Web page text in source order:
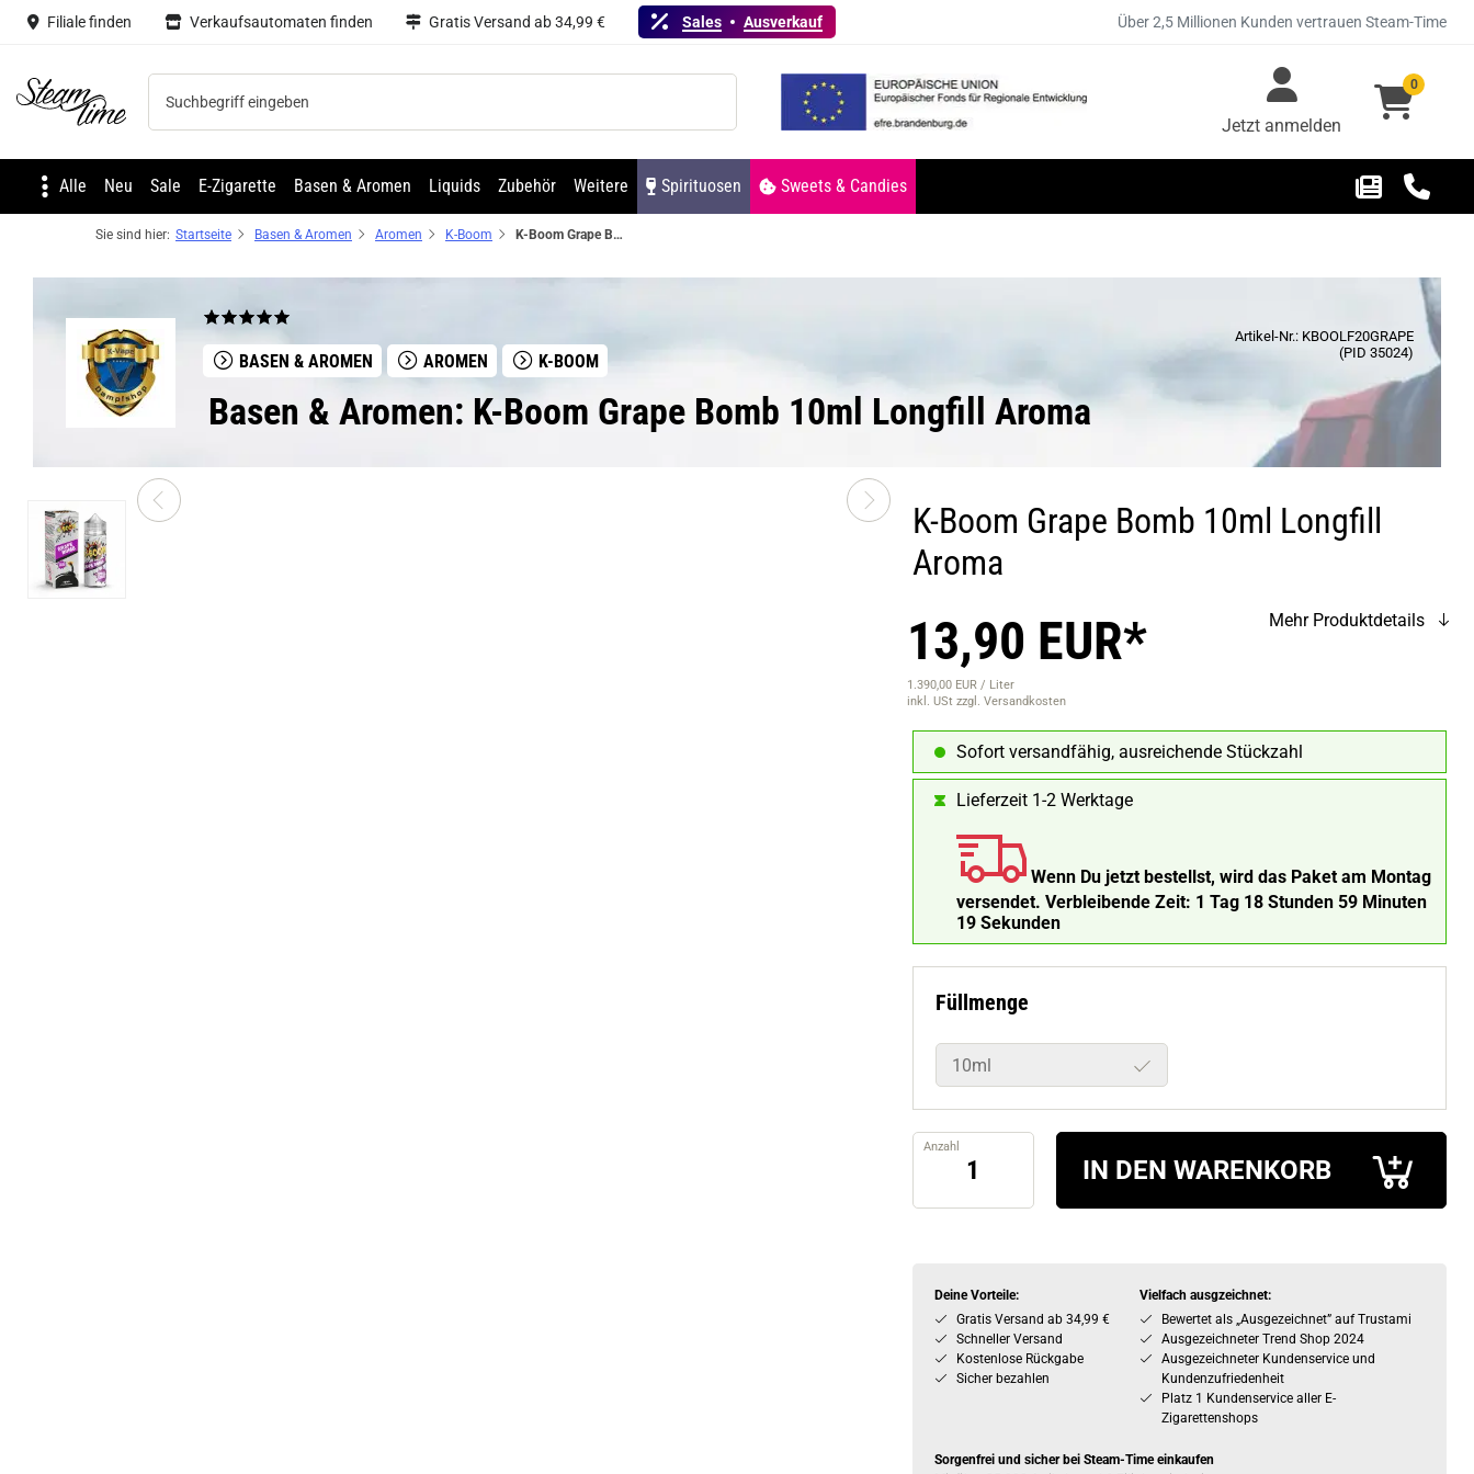
Filiale finden Verkaufsautomaten finden Gratis Versand ab 34,99 € Sales Ausverkauf Über 2,5 Millionen Kunden vertrauen Steam-Time
Steam time Jetzt anmelden
0
Alle Neu Sale E-Zigarette Basen & Aromen Liquids Zubehör Weitere Spirituosen Sweets & Candies
Sie sind hier: Startseite Basen & Aromen Aromen K-Boom K-Boom Grape Bomb 10ml Longfill Aroma
BASEN & AROMEN AROMEN K-BOOM
Artikel-Nr.: KBOOLF20GRAPE
(PID 35024)
Basen & Aromen: K-Boom Grape Bomb 10ml Longfill Aroma
K-Boom Grape Bomb 10ml Longfill
Aroma
13,90 EUR*
1.390,00 EUR / Liter
inkl. USt zzgl. Versandkosten
Mehr Produktdetails
Sofort versandfähig, ausreichende Stückzahl
Lieferzeit 1-2 Werktage
Wenn Du jetzt bestellst, wird das Paket am Montag
versendet. Verbleibende Zeit: 1 Tag 18 Stunden 59 Minuten
18 Sekunden
Füllmenge
10ml
Anzahl
IN DEN WARENKORB
Deine Vorteile:
Gratis Versand ab 34,99 €
Schneller Versand
Kostenlose Rückgabe
Sicher bezahlen
Vielfach ausgzeichnet:
Bewertet als „Ausgezeichnet” auf Trustami
Ausgezeichneter Trend Shop 2024
Ausgezeichneter Kundenservice und
Kundenzufriedenheit
Platz 1 Kundenservice aller E-
Zigarettenshops
Sorgenfrei und sicher bei Steam-Time einkaufen